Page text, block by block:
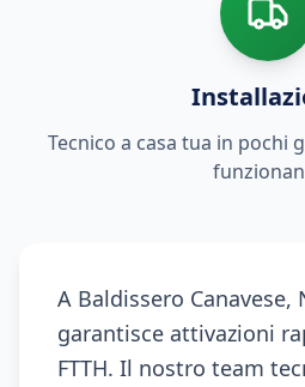
Tecnico a casa tua in pochi
A Baldissero Canavese,
garantisce attivazioni
FTTH. Il nostro team